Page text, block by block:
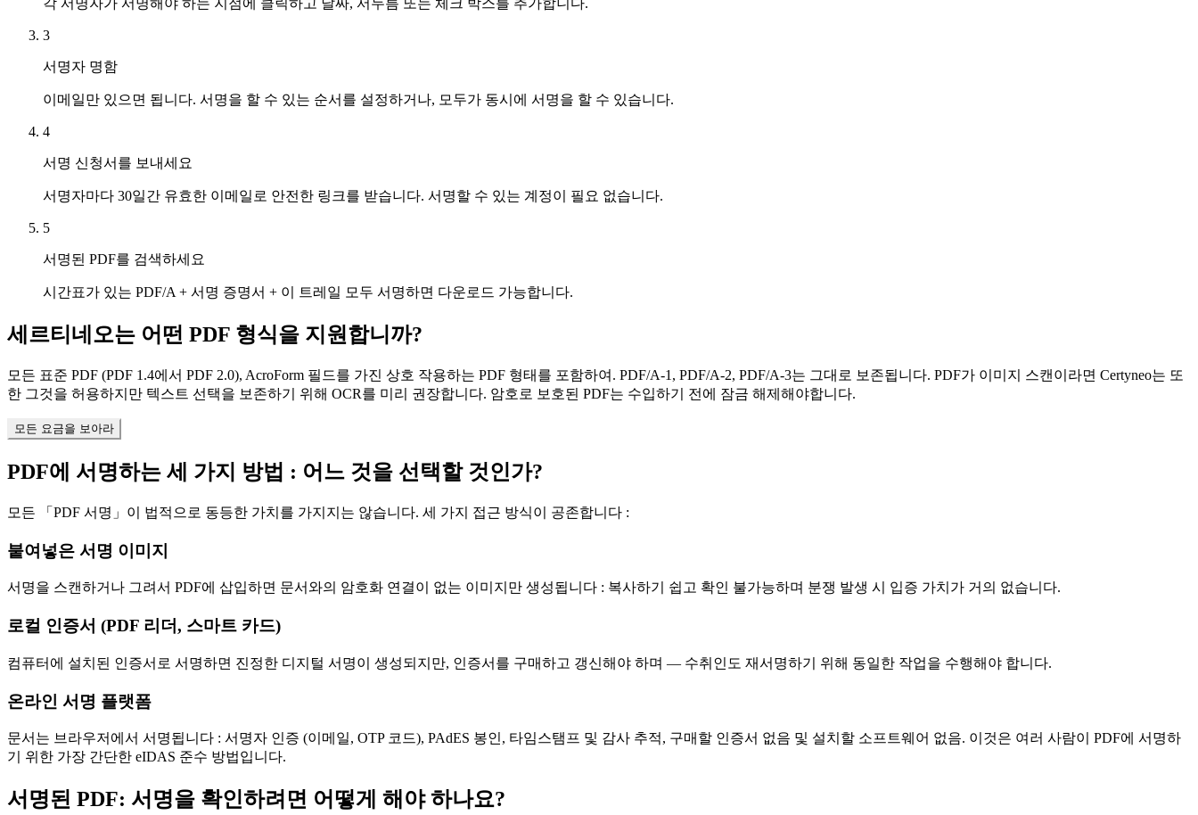
각 서명자가 서명해야 하는 지점에 클릭하고 날짜, 서두름 또는 체크 박스를 추가합니다.
3
서명자 명함
이메일만 있으면 됩니다. 서명을 할 수 있는 순서를 설정하거나, 모두가 동시에 서명을 할 수 있습니다.
4
서명 신청서를 보내세요
서명자마다 30일간 유효한 이메일로 안전한 링크를 받습니다. 서명할 수 있는 계정이 필요 없습니다.
5
서명된 PDF를 검색하세요
시간표가 있는 PDF/A + 서명 증명서 + 이 트레일 모두 서명하면 다운로드 가능합니다.
세르티네오는 어떤 PDF 형식을 지원합니까?
모든 표준 PDF (PDF 1.4에서 PDF 2.0), AcroForm 필드를 가진 상호 작용하는 PDF 형태를 포함하여. PDF/A-1, PDF/A-2, PDF/A-3는 그대로 보존됩니다. PDF가 이미지 스캔이라면 Certyneo는 또
한 그것을 허용하지만 텍스트 선택을 보존하기 위해 OCR를 미리 권장합니다. 암호로 보호된 PDF는 수입하기 전에 잠금 해제해야합니다.
모든 요금을 보아라
PDF에 서명하는 세 가지 방법 : 어느 것을 선택할 것인가?
모든 「PDF 서명」이 법적으로 동등한 가치를 가지지는 않습니다. 세 가지 접근 방식이 공존합니다 :
붙여넣은 서명 이미지
서명을 스캔하거나 그려서 PDF에 삽입하면 문서와의 암호화 연결이 없는 이미지만 생성됩니다 : 복사하기 쉽고 확인 불가능하며 분쟁 발생 시 입증 가치가 거의 없습니다.
로컬 인증서 (PDF 리더, 스마트 카드)
컴퓨터에 설치된 인증서로 서명하면 진정한 디지털 서명이 생성되지만, 인증서를 구매하고 갱신해야 하며 — 수취인도 재서명하기 위해 동일한 작업을 수행해야 합니다.
온라인 서명 플랫폼
문서는 브라우저에서 서명됩니다 : 서명자 인증 (이메일, OTP 코드), PAdES 봉인, 타임스탬프 및 감사 추적, 구매할 인증서 없음 및 설치할 소프트웨어 없음. 이것은 여러 사람이 PDF에 서명하
기 위한 가장 간단한 eIDAS 준수 방법입니다.
서명된 PDF: 서명을 확인하려면 어떻게 해야 하나요?